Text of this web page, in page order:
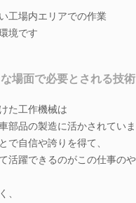
工場内エリアでの作業
境です
場面で必要とされる技術
た工作機械は
部品の製造に活かされていま
で自信や誇りを得て、
活躍できるのがこの仕事のや
、